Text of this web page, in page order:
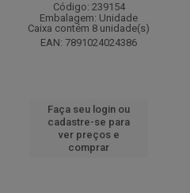
Código: 239154
Embalagem: Unidade
Caixa contém 8 unidade(s)
EAN: 7891024024386
Faça seu login ou
cadastre-se para
ver preços e
comprar